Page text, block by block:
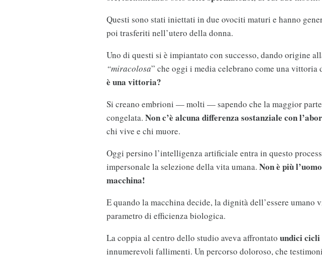
Questi sono stati iniettati in due ovociti maturi e hanno
poi trasferiti nell’utero della donna.
Uno di questi si è impiantato con successo, dando origine
“miracolosa” che oggi i media celebrano come una vittoria
è una vittoria?
Si creano embrioni — molti — sapendo che la maggior
congelata. Non c’è alcuna differenza sostanziale con
chi vive e chi muore.
Oggi persino l’intelligenza artificiale entra in questo
impersonale la selezione della vita umana. Non è più
macchina!
E quando la macchina decide, la dignità dell’essere umano
parametro di efficienza biologica.
La coppia al centro dello studio aveva affrontato undici cicli
innumerevoli fallimenti. Un percorso doloroso, che